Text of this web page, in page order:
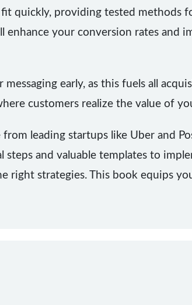
quickly, providing tested methods
your conversion rates and
early, as this fuels all
customers realize the value of
leading startups like Uber and
and valuable templates to
right strategies. This book equips